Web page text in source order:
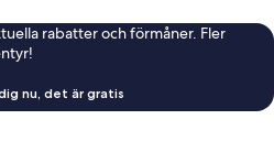
rabatter och förmåner. Fler
nu, det är gratis